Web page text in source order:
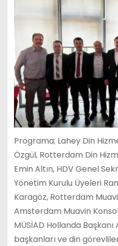
Programa; Lahey Din
Özgül, Rotterdam Din
Emin Altın, HDV Genel
Yönetim Kurulu Üyeleri
Karagöz, Rotterdam
Amsterdam Muavin
MÜSİAD Hollanda
başkanları ve din